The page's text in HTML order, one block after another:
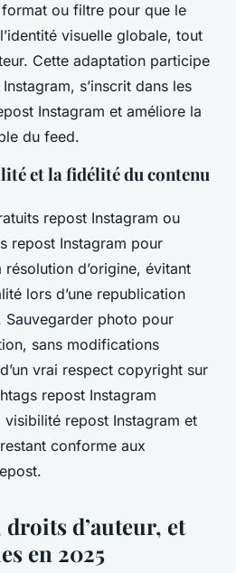
ou filtre pour que le
visuelle globale, tout
Cette adaptation participe
s’inscrit dans les
Instagram et améliore la
du feed.
et la fidélité du contenu
repost Instagram ou
repost Instagram pour
d’origine, évitant
lors d’une republication
Sauvegarder photo pour
sans modifications
vrai respect copyright sur
repost Instagram
visibilité repost Instagram et
conforme aux
droits d’auteur, et
en 2025